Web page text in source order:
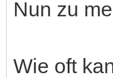
Nun zu
Wie oft